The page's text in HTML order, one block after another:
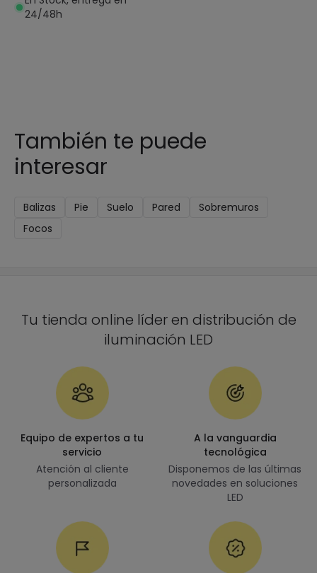
24/48h
También te puede
interesar
Balizas Pie Suelo Pared
Sobremuros
Focos
Tu tienda online líder en distribución de
iluminación LED
Equipo de expertos a tu
servicio
Atención al cliente
personalizada
A la vanguardia
tecnológica
Disponemos de las últimas
novedades en soluciones
LED